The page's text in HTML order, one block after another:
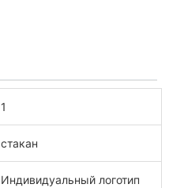
1
стакан
Индивидуальный логотип